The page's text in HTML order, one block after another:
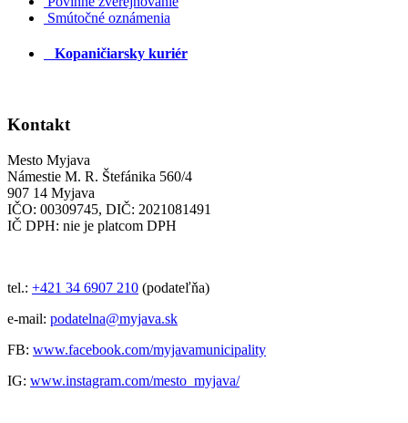
Smútočné oznámenia
Kopaničiarsky kuriér
Kontakt
Mesto Myjava
Námestie M. R. Štefánika 560/4
907 14 Myjava
IČO: 00309745, DIČ: 2021081491
IČ DPH: nie je platcom DPH
tel.: +421 34 6907 210 (podateľňa)
e-mail: podatelna@myjava.sk
FB: www.facebook.com/myjavamunicipality
IG: www.instagram.com/mesto_myjava/